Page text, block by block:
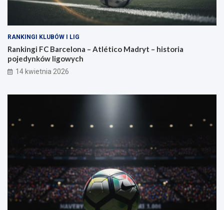
RANKINGI KLUBÓW I LIG
Rankingi FC Barcelona – Atlético Madryt – historia
pojedynków ligowych
14 kwietnia 2026